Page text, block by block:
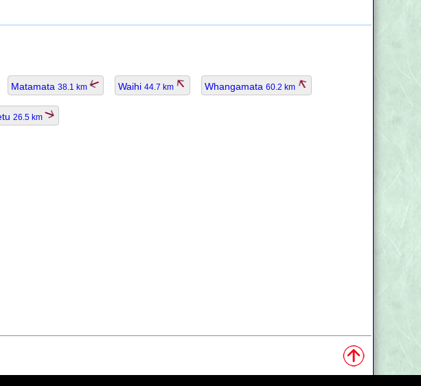
Matamata 38.1 km Waihi 44.7 km Whangamata 60.2 km
26.5 km